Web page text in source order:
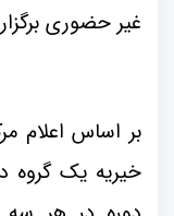
غیر حضوری
بر اساس اعلام
خیریه یک گروه